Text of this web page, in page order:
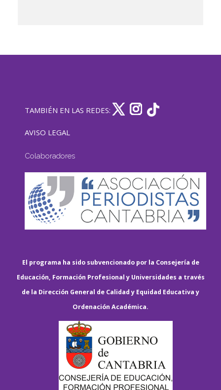
TAMBIÉN EN LAS REDES:
AVISO LEGAL
Colaboradores
El programa ha sido subvencionado por la Consejería de
Educación, Formación Profesional y Universidades a través
de la Dirección General de Calidad y Equidad Educativa y
Ordenación Académica.